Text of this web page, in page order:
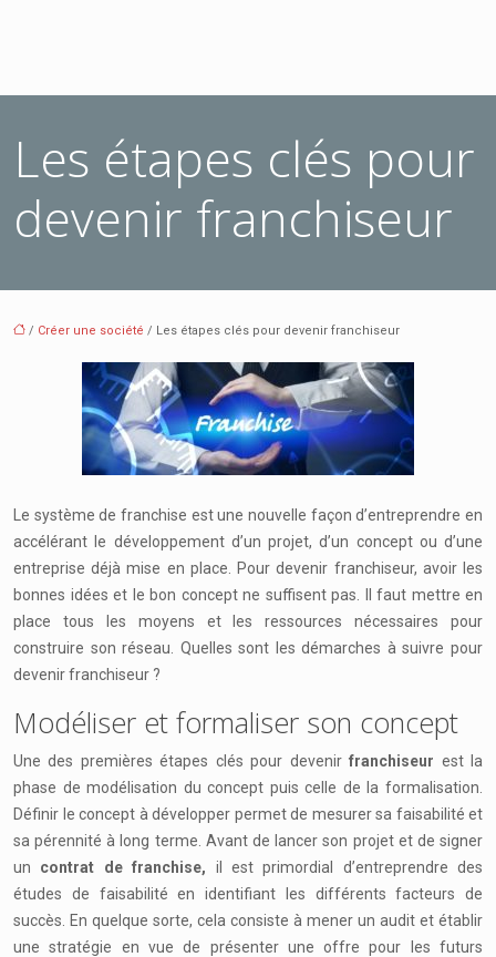
Les étapes clés pour
devenir franchiseur
/ Créer une société / Les étapes clés pour devenir franchiseur
Le système de franchise est une nouvelle façon d’entreprendre en
accélérant le développement d’un projet, d’un concept ou d’une
entreprise déjà mise en place. Pour devenir franchiseur, avoir les
bonnes idées et le bon concept ne suffisent pas. Il faut mettre en
place tous les moyens et les ressources nécessaires pour
construire son réseau. Quelles sont les démarches à suivre pour
devenir franchiseur ?
Modéliser et formaliser son concept
Une des premières étapes clés pour devenirfranchiseur est la
phase de modélisation du concept puis celle de la formalisation.
Définir le concept à développer permet de mesurer sa faisabilité et
sa pérennité à long terme. Avant de lancer son projet et de signer
un contrat de franchise, il est primordial d’entreprendre des
études de faisabilité en identifiant les différents facteurs de
succès. En quelque sorte, cela consiste à mener un audit et établir
une stratégie en vue de présenter une offre pour les futurs